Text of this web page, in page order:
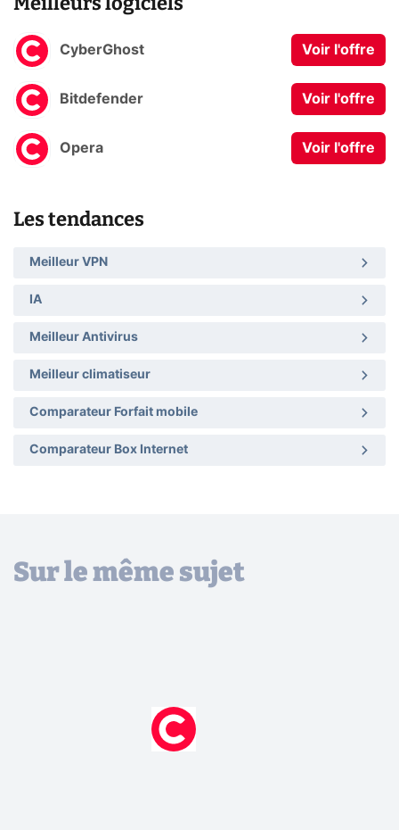
CyberGhost Voir l'offre
Bitdefender Voir l'offre
Opera Voir l'offre
Les tendances
Meilleur VPN
IA
Meilleur Antivirus
Meilleur climatiseur
Comparateur Forfait mobile
Comparateur Box Internet
Sur le même sujet